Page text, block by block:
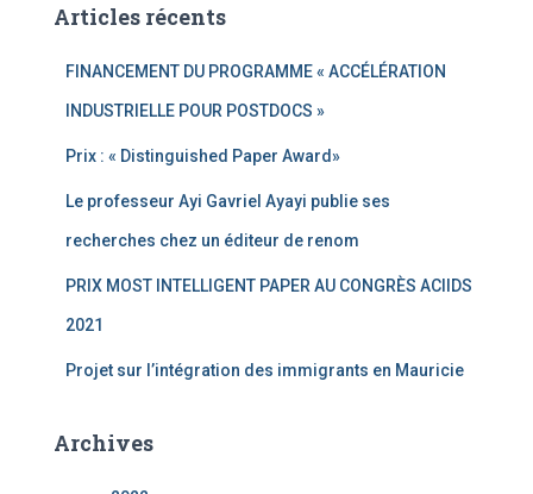
Articles récents
FINANCEMENT DU PROGRAMME « ACCÉLÉRATION
INDUSTRIELLE POUR POSTDOCS »
Prix : « Distinguished Paper Award»
Le professeur Ayi Gavriel Ayayi publie ses
recherches chez un éditeur de renom
PRIX MOST INTELLIGENT PAPER AU CONGRÈS ACIIDS
2021
Projet sur l’intégration des immigrants en Mauricie
Archives